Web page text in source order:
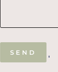
SEND
'